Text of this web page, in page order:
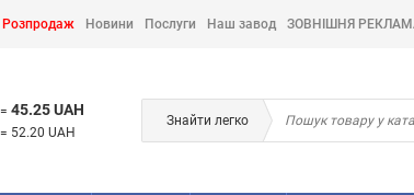
Розпродаж Новини Послуги Наш завод ЗОВНІШНЯ
= 45.25 UAH
= 52.20 UAH
Знайти легко